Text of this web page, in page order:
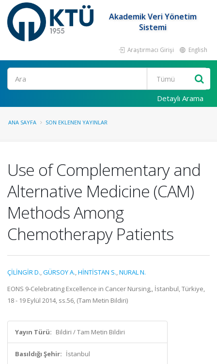
Akademik Veri Yönetim
Sistemi
Araştırmacı Girişi English
Ara
Detaylı Arama
ANA SAYFA SON EKLENEN YAYINLAR
Use of Complementary and
Alternative Medicine (CAM)
Methods Among
Chemotherapy Patients
ÇİLİNGİR D.,GÜRSOY A.,HİNTİSTAN S.,NURAL N.
EONS 9-Celebrating Excellence in Cancer Nursing,, İstanbul, Türkiye,
18 - 19 Eylül 2014, ss.56, (Tam Metin Bildiri)
Yayın Türü: Bildiri / Tam Metin Bildiri
Basıldığı Şehir: İstanbul